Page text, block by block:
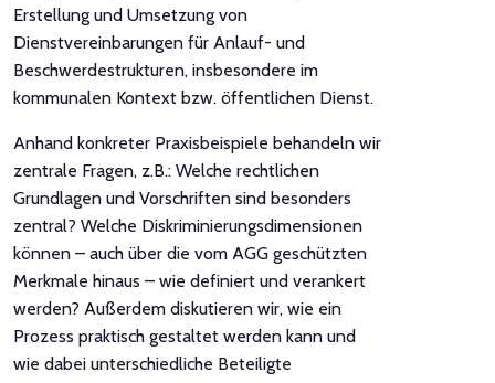
Erstellung und Umsetzung von
Dienstvereinbarungen für Anlauf- und
Beschwerdestrukturen, insbesondere im
kommunalen Kontext bzw. öffentlichen Dienst.
Anhand konkreter Praxisbeispiele behandeln wir
zentrale Fragen, z.B.: Welche rechtlichen
Grundlagen und Vorschriften sind besonders
zentral? Welche Diskriminierungsdimensionen
können – auch über die vom AGG geschützten
Merkmale hinaus – wie definiert und verankert
werden? Außerdem diskutieren wir, wie ein
Prozess praktisch gestaltet werden kann und
wie dabei unterschiedliche Beteiligte